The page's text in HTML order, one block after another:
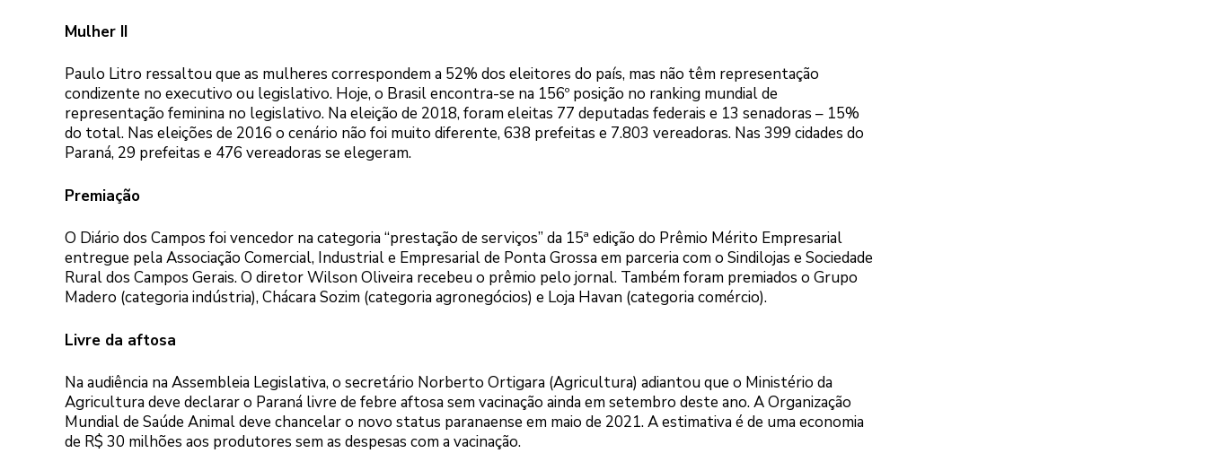
Mulher II
Paulo Litro ressaltou que as mulheres correspondem a 52% dos eleitores do país, mas não têm representação
condizente no executivo ou legislativo. Hoje, o Brasil encontra-se na 156º posição no ranking mundial de
representação feminina no legislativo. Na eleição de 2018, foram eleitas 77 deputadas federais e 13 senadoras – 15%
do total. Nas eleições de 2016 o cenário não foi muito diferente, 638 prefeitas e 7.803 vereadoras. Nas 399 cidades do
Paraná, 29 prefeitas e 476 vereadoras se elegeram.
Premiação
O Diário dos Campos foi vencedor na categoria “prestação de serviços” da 15ª edição do Prêmio Mérito Empresarial
entregue pela Associação Comercial, Industrial e Empresarial de Ponta Grossa em parceria com o Sindilojas e Sociedade
Rural dos Campos Gerais. O diretor Wilson Oliveira recebeu o prêmio pelo jornal. Também foram premiados o Grupo
Madero (categoria indústria), Chácara Sozim (categoria agronegócios) e Loja Havan (categoria comércio).
Livre da aftosa
Na audiência na Assembleia Legislativa, o secretário Norberto Ortigara (Agricultura) adiantou que o Ministério da
Agricultura deve declarar o Paraná livre de febre aftosa sem vacinação ainda em setembro deste ano. A Organização
Mundial de Saúde Animal deve chancelar o novo status paranaense em maio de 2021. A estimativa é de uma economia
de R$ 30 milhões aos produtores sem as despesas com a vacinação.